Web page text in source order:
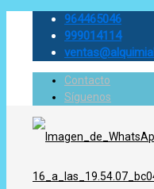
964465046
999014114
Contacto
Síguenos